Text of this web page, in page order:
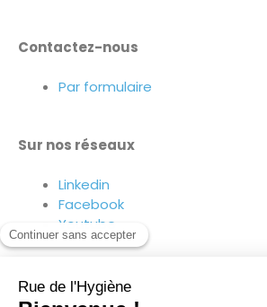
Contactez-nous
Par formulaire
Sur nos réseaux
Linkedin
Facebook
Youtube